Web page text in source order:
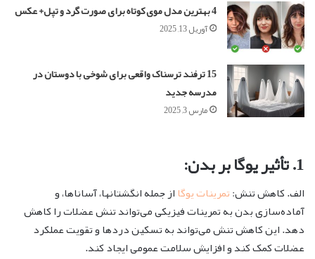
4 بهترین مدل موی کوتاه برای صورت گرد و تپل+ عکس
آوریل 13, 2025
15 ترفند ترسناک واقعی برای شوخی با دوستان در
مدرسه جدید
مارس 3, 2025
1. تأثیر یوگا بر بدن:
الف. کاهش تنش:تمرینات یوگااز جمله انگشتانها، آساناها، و
آماده‌سازی بدن به تمرینات فیزیکی می‌تواند تنش عضلات را کاهش
دهد. این کاهش تنش می‌تواند به تسکین دردها و تقویت عملکرد
عضلات کمک کند و افزایش سلامت عمومی ایجاد کند.